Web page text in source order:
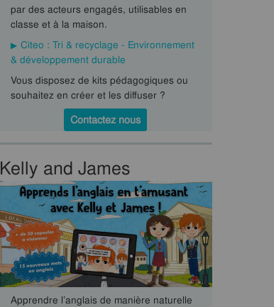
par des acteurs engagés, utilisables en
classe et à la maison.
Citeo : Tri & recyclage - Environnement
& développement durable
Vous disposez de kits pédagogiques ou
souhaitez en créer et les diffuser ?
Contactez nous
Kelly and James
Apprendre l’anglais de manière naturelle